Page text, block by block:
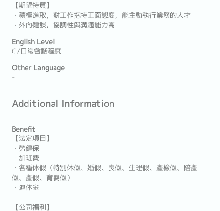
【期望特質】
・積極進取，對工作抱持正面態度，能主動執行業務的人才
・外向健談，協調性與溝通能力高
English Level
C/日常會話程度
Other Language
-
Additional Information
Benefit
【法定項目】
・勞健保
・加班費
・各種休假（特別休假、婚假、喪假、生理假、產檢假、陪產
假、產假、育嬰假）
・退休金
【公司福利】